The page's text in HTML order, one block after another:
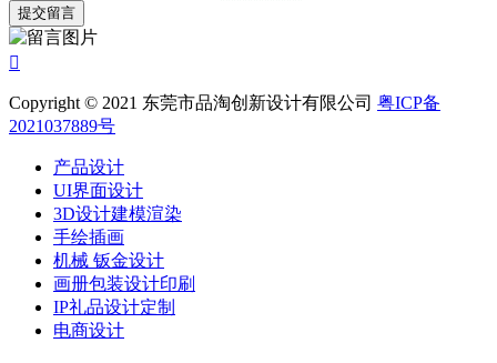

Copyright © 2021 东莞市品淘创新设计有限公司 粤ICP备
2021037889号
产品设计
UI界面设计
3D设计建模渲染
手绘插画
机械 钣金设计
画册包装设计印刷
IP礼品设计定制
电商设计